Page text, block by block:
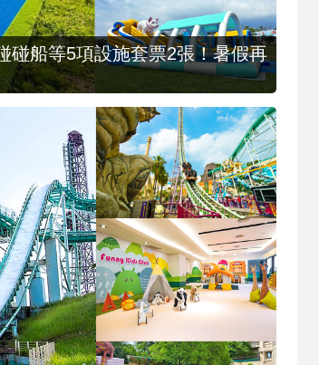
船等5項設施套票2張！暑假再